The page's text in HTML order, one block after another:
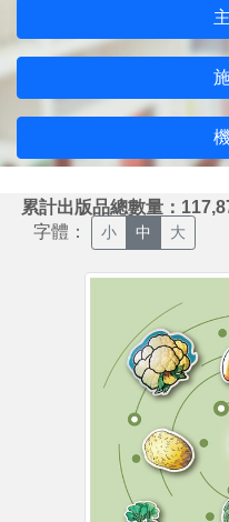
累計出版品總數量：
字體： 小 中 大